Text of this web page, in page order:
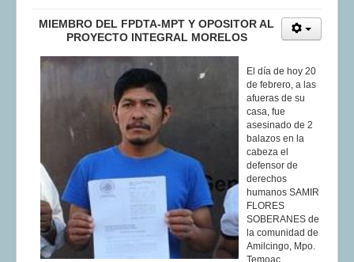
MIEMBRO DEL FPDTA-MPT Y OPOSITOR AL
PROYECTO INTEGRAL MORELOS
El día de hoy 20
de febrero, a las
afueras de su
casa, fue
asesinado de 2
balazos en la
cabeza el
defensor de
derechos
humanos SAMIR
FLORES
SOBERANES de
la comunidad de
Amilcingo, Mpo.
Temoac,